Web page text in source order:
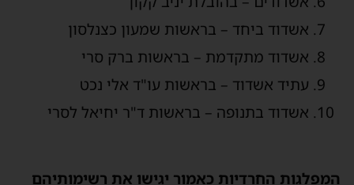
אשדוד ביחד – בראשות שמעון כצנלסון
אשדוד מתקדמת – בראשות ברק סרי
עתיד אשדוד – בראשות עו"ד אלי נכט
אשדוד בתנופה – בראשות ד"ר יחיאל לסרי
המפלגות החרדיות כאמור יגישו את רשימותיהם